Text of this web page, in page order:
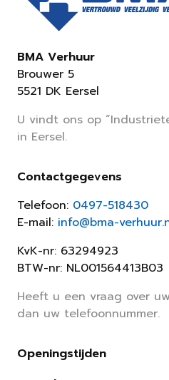
BMA Verhuur
Brouwer 5
5521 DK Eersel
U vindt ons op
in Eersel.
Contactgegevens
Telefoon: 0497-518430
E-mail: info@bma-
KvK-nr: 63294923
BTW-nr: NL001564413B03
Heeft u een vraag over
dan uw telefoonnummer.
Openingstijden